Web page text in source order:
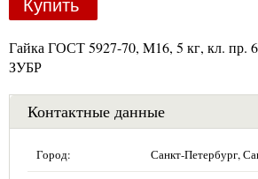
Купить
Гайка ГОСТ 5927-70, M16, 5 кг, кл. пр.
ЗУБР
Контактные данные
Город: Санкт-Петербург,